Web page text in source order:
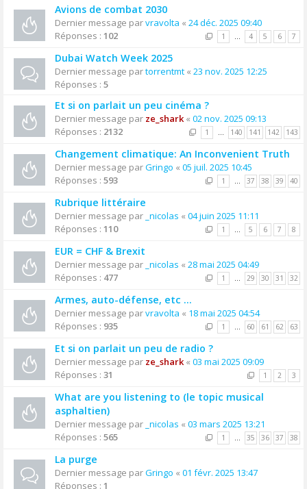
Avions de combat 2030
Dernier message parvravolta « 24 déc. 2025 09:40
Réponses : 102 1 … 4 5 6 7
Dubai Watch Week 2025
Dernier message partorrentmt « 23 nov. 2025 12:25
Réponses : 5
Et si on parlait un peu cinéma ?
Dernier message par ze_shark« 02 nov. 2025 09:13
Réponses : 2132 1 … 140 141 142 143
Changement climatique: An Inconvenient Truth
Dernier message parGringo « 05 juil. 2025 10:45
Réponses : 593 1 … 37 38 39 40
Rubrique littéraire
Dernier message par _nicolas « 04 juin 2025 11:11
Réponses : 110 1 … 5 6 7 8
EUR = CHF & Brexit
Dernier message par _nicolas « 28 mai 2025 04:49
Réponses : 477 1 … 29 30 31 32
Armes, auto-défense, etc ...
Dernier message parvravolta « 18 mai 2025 04:54
Réponses : 935 1 … 60 61 62 63
Et si on parlait un peu de radio ?
Dernier message par ze_shark« 03 mai 2025 09:09
Réponses : 31 1 2 3
What are you listening to (le topic musical
asphaltien)
Dernier message par _nicolas « 03 mars 2025 13:21
Réponses : 565 1 … 35 36 37 38
La purge
Dernier message parGringo « 01 févr. 2025 13:47
Réponses : 1